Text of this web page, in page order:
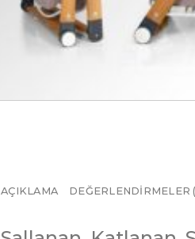
AÇIKLAMA DEĞERLENDIRMELER